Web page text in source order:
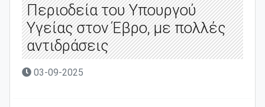
Περιοδεία του Υπουργού
Υγείας στον Έβρο, με πολλές
αντιδράσεις
03-09-2025